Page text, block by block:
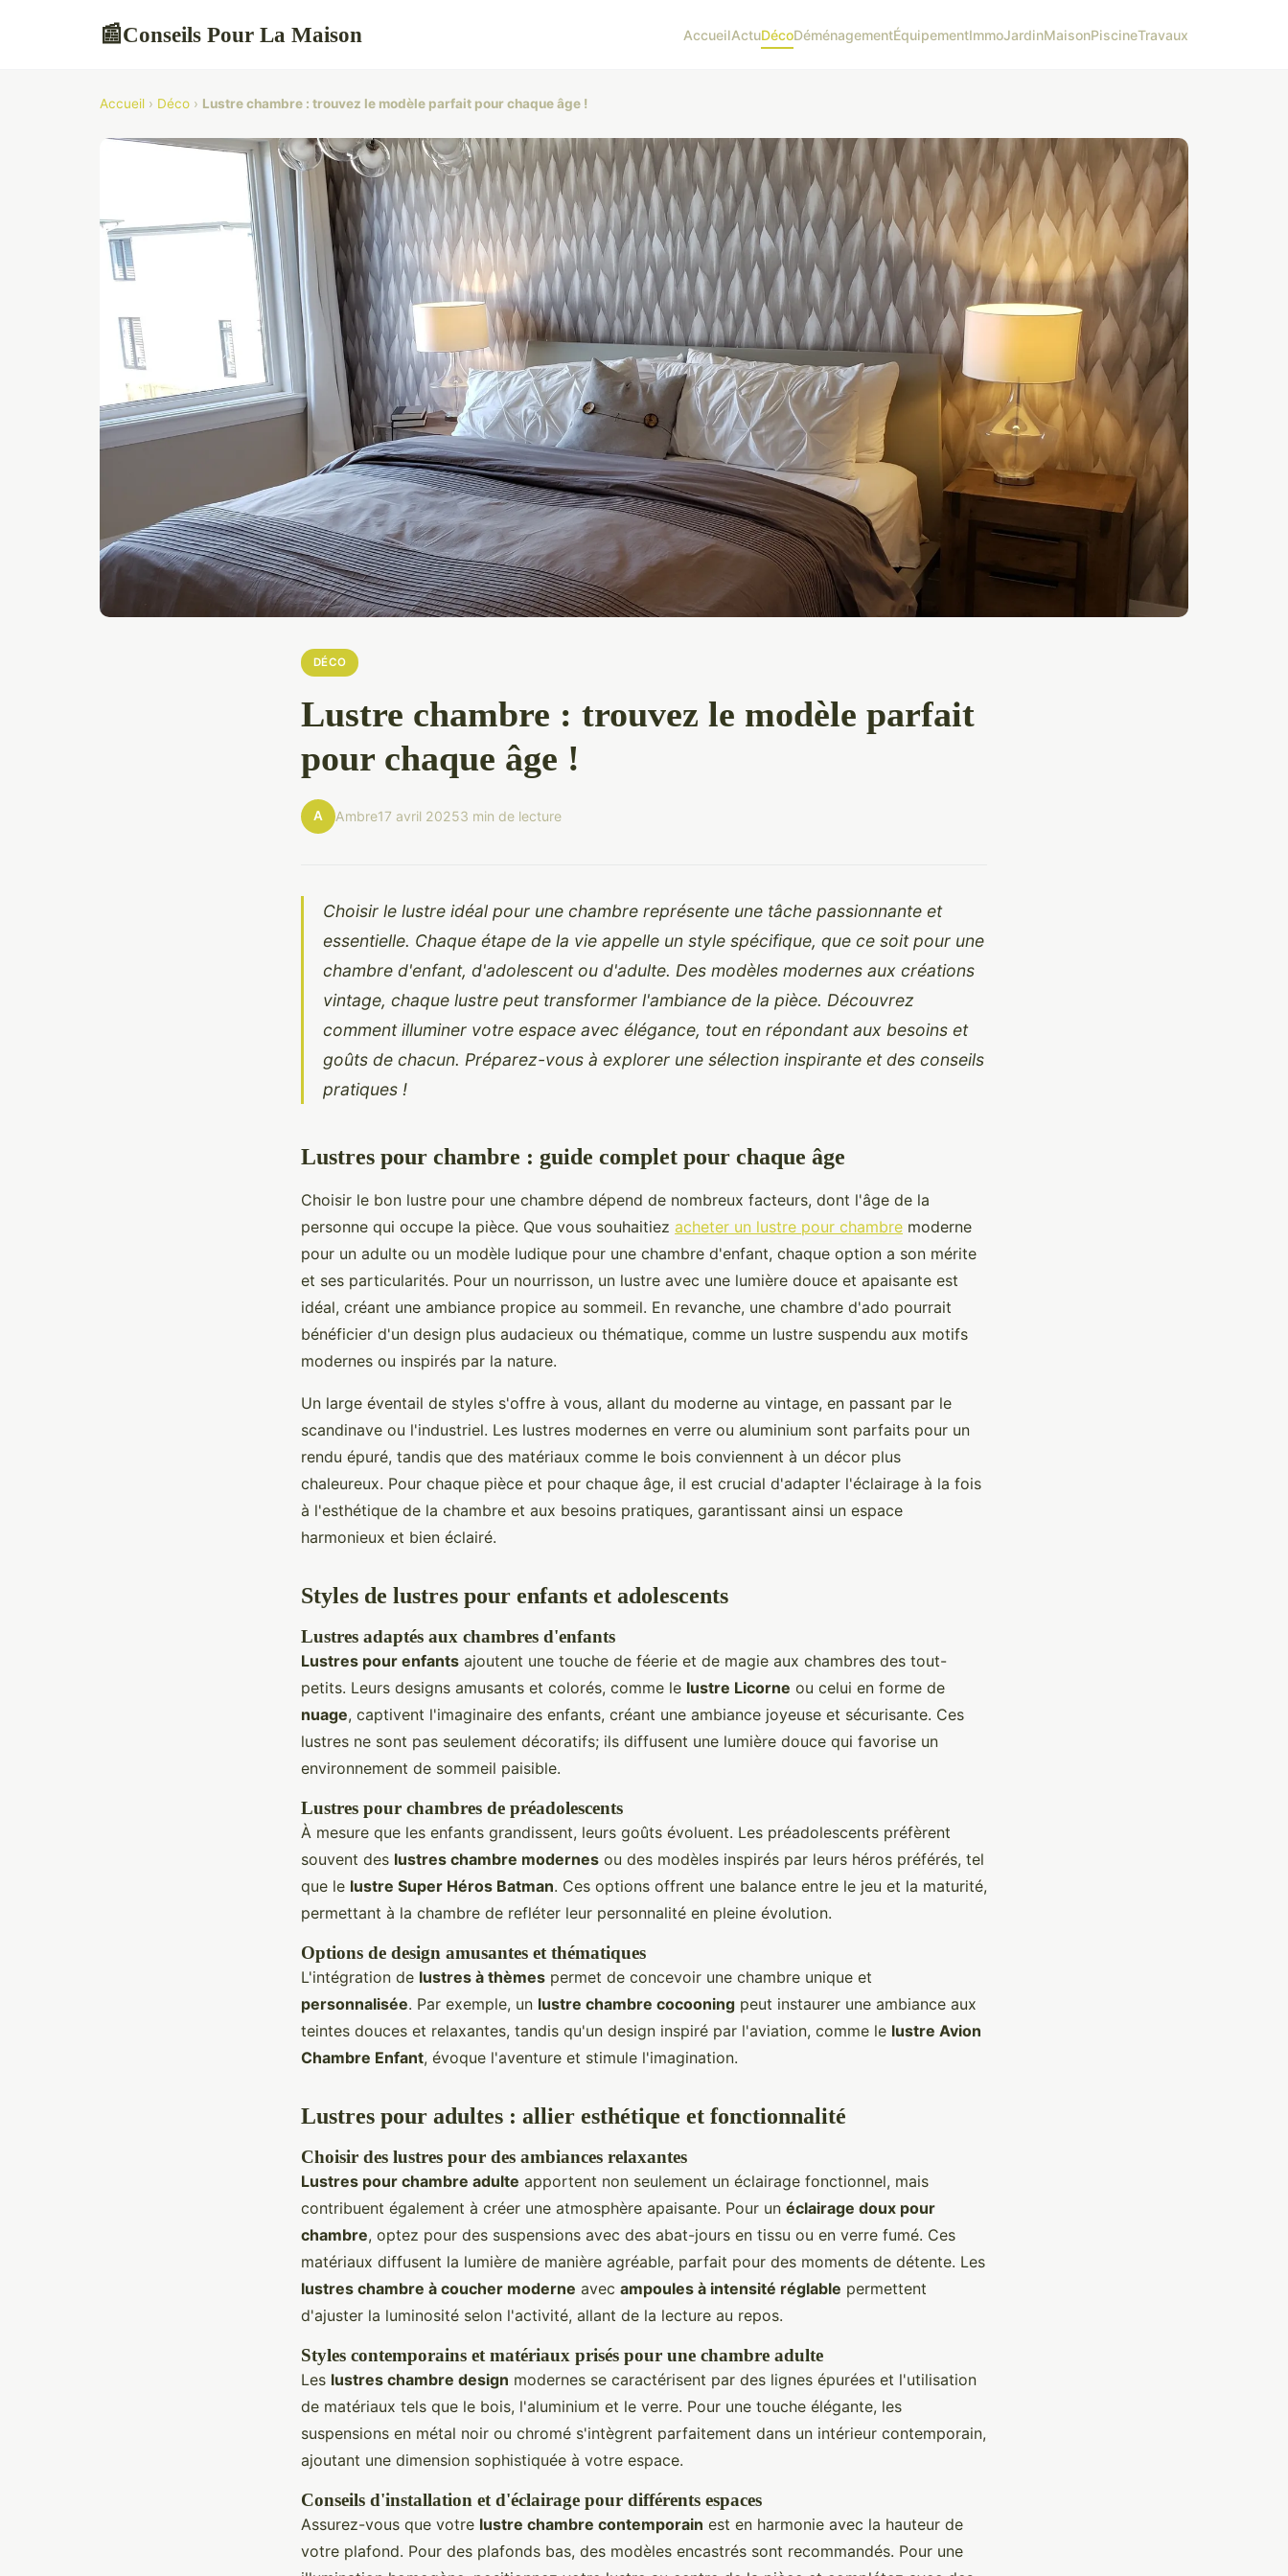
📰Conseils Pour La Maison AccueilActuDécoDéménagementÉquipementImmoJardinMaisonPiscineTravaux
Accueil › Déco › Lustre chambre : trouvez le modèle parfait pour chaque âge !
DÉCO
Lustre chambre : trouvez le modèle parfait
pour chaque âge !
A Ambre17 avril 20253 min de lecture
Choisir le lustre idéal pour une chambre représente une tâche passionnante et
essentielle. Chaque étape de la vie appelle un style spécifique, que ce soit pour une
chambre d'enfant, d'adolescent ou d'adulte. Des modèles modernes aux créations
vintage, chaque lustre peut transformer l'ambiance de la pièce. Découvrez
comment illuminer votre espace avec élégance, tout en répondant aux besoins et
goûts de chacun. Préparez-vous à explorer une sélection inspirante et des conseils
pratiques !
Lustres pour chambre : guide complet pour chaque âge
Choisir le bon lustre pour une chambre dépend de nombreux facteurs, dont l'âge de la
personne qui occupe la pièce. Que vous souhaitiez acheter un lustre pour chambre moderne
pour un adulte ou un modèle ludique pour une chambre d'enfant, chaque option a son mérite
et ses particularités. Pour un nourrisson, un lustre avec une lumière douce et apaisante est
idéal, créant une ambiance propice au sommeil. En revanche, une chambre d'ado pourrait
bénéficier d'un design plus audacieux ou thématique, comme un lustre suspendu aux motifs
modernes ou inspirés par la nature.
Un large éventail de styles s'offre à vous, allant du moderne au vintage, en passant par le
scandinave ou l'industriel. Les lustres modernes en verre ou aluminium sont parfaits pour un
rendu épuré, tandis que des matériaux comme le bois conviennent à un décor plus
chaleureux. Pour chaque pièce et pour chaque âge, il est crucial d'adapter l'éclairage à la fois
à l'esthétique de la chambre et aux besoins pratiques, garantissant ainsi un espace
harmonieux et bien éclairé.
Styles de lustres pour enfants et adolescents
Lustres adaptés aux chambres d'enfants
Lustres pour enfants ajoutent une touche de féerie et de magie aux chambres des tout-
petits. Leurs designs amusants et colorés, comme le lustre Licorne ou celui en forme de
nuage, captivent l'imaginaire des enfants, créant une ambiance joyeuse et sécurisante. Ces
lustres ne sont pas seulement décoratifs; ils diffusent une lumière douce qui favorise un
environnement de sommeil paisible.
Lustres pour chambres de préadolescents
À mesure que les enfants grandissent, leurs goûts évoluent. Les préadolescents préfèrent
souvent des lustres chambre modernes ou des modèles inspirés par leurs héros préférés, tel
que le lustre Super Héros Batman. Ces options offrent une balance entre le jeu et la maturité,
permettant à la chambre de refléter leur personnalité en pleine évolution.
Options de design amusantes et thématiques
L'intégration de lustres à thèmes permet de concevoir une chambre unique et
personnalisée. Par exemple, un lustre chambre cocooning peut instaurer une ambiance aux
teintes douces et relaxantes, tandis qu'un design inspiré par l'aviation, comme le lustre Avion
Chambre Enfant, évoque l'aventure et stimule l'imagination.
Lustres pour adultes : allier esthétique et fonctionnalité
Choisir des lustres pour des ambiances relaxantes
Lustres pour chambre adulte apportent non seulement un éclairage fonctionnel, mais
contribuent également à créer une atmosphère apaisante. Pour un éclairage doux pour
chambre, optez pour des suspensions avec des abat-jours en tissu ou en verre fumé. Ces
matériaux diffusent la lumière de manière agréable, parfait pour des moments de détente. Les
lustres chambre à coucher moderne avec ampoules à intensité réglable permettent
d'ajuster la luminosité selon l'activité, allant de la lecture au repos.
Styles contemporains et matériaux prisés pour une chambre adulte
Les lustres chambre design modernes se caractérisent par des lignes épurées et l'utilisation
de matériaux tels que le bois, l'aluminium et le verre. Pour une touche élégante, les
suspensions en métal noir ou chromé s'intègrent parfaitement dans un intérieur contemporain,
ajoutant une dimension sophistiquée à votre espace.
Conseils d'installation et d'éclairage pour différents espaces
Assurez-vous que votre lustre chambre contemporain est en harmonie avec la hauteur de
votre plafond. Pour des plafonds bas, des modèles encastrés sont recommandés. Pour une